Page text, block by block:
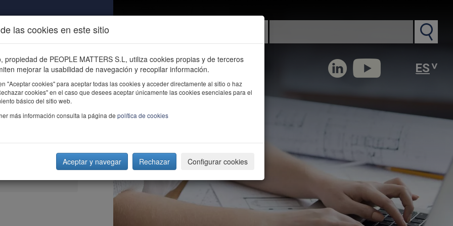
ÚNETE CONTACTO
que llega de
las cookies en este sitio
propiedad de PEOPLE MATTERS S.L, utiliza cookies propias y de terceros
mejorar la usabilidad de navegación y recopilar información.
"Aceptar cookies" para aceptar todas las cookies y acceder directamente al sitio o haz
cookies" en el caso que desees aceptar únicamente las cookies esenciales para el
básico del sitio web.
más información consulta la página de política de cookies
Aceptar y navegar Rechazar Configurar cookies